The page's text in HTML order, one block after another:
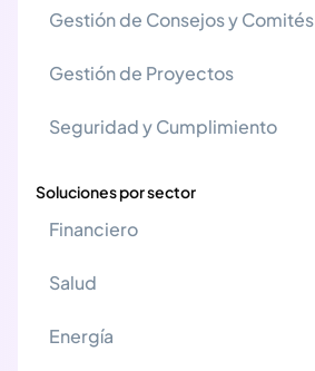
Gestión de Consejos y Comités
Gestión de Proyectos
Seguridad y Cumplimiento
Soluciones por sector
Financiero
Salud
Energía